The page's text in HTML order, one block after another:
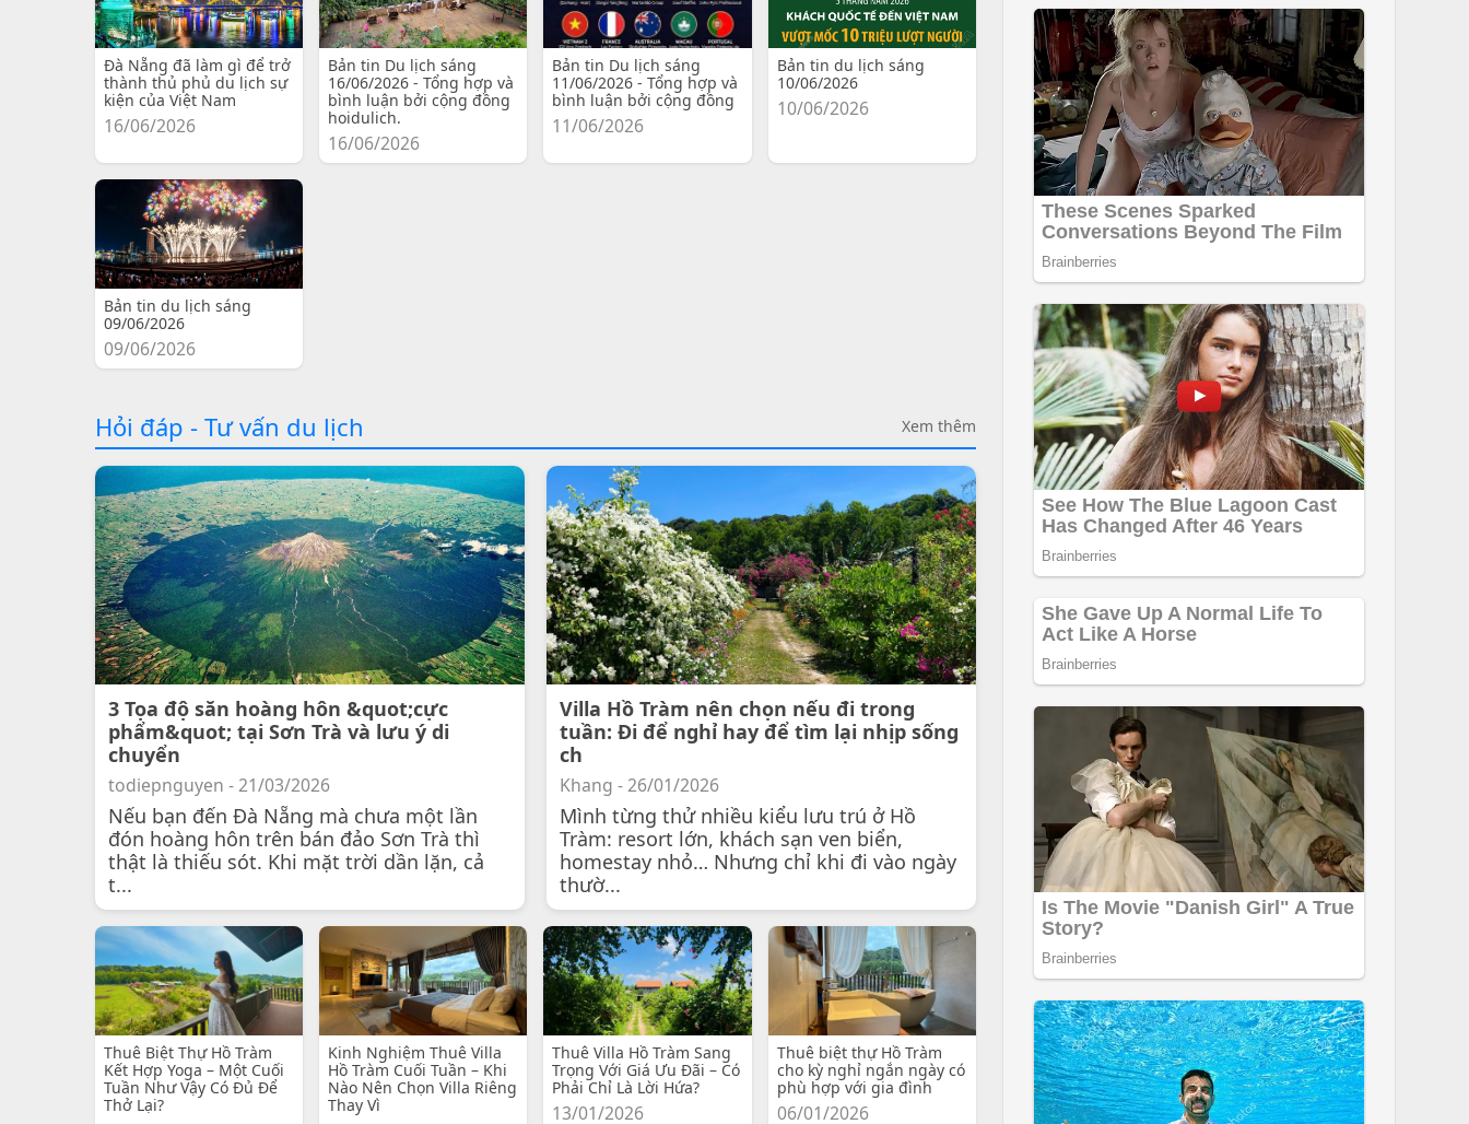
Đà Nẵng đã làm gì để trở
thành thủ phủ du lịch sự
kiện của Việt Nam
16/06/2026
Bản tin Du lịch sáng
16/06/2026 - Tổng hợp và
bình luận bởi cộng đồng
hoidulich.
16/06/2026
Bản tin Du lịch sáng
11/06/2026 - Tổng hợp và
bình luận bởi cộng đồng
11/06/2026
Bản tin du lịch sáng
10/06/2026
10/06/2026
Bản tin du lịch sáng
09/06/2026
09/06/2026
Hỏi đáp - Tư vấn du lịch Xem thêm
3 Tọa độ săn hoàng hôn &quot;cực
phẩm&quot; tại Sơn Trà và lưu ý di
chuyển
todiepnguyen - 21/03/2026
Nếu bạn đến Đà Nẵng mà chưa một lần
đón hoàng hôn trên bán đảo Sơn Trà thì
thật là thiếu sót. Khi mặt trời dần lặn, cả
t...
Villa Hồ Tràm nên chọn nếu đi trong
tuần: Đi để nghỉ hay để tìm lại nhịp sống
ch
Khang - 26/01/2026
Mình từng thử nhiều kiểu lưu trú ở Hồ
Tràm: resort lớn, khách sạn ven biển,
homestay nhỏ… Nhưng chỉ khi đi vào ngày
thườ...
Thuê Biệt Thự Hồ Tràm
Kết Hợp Yoga – Một Cuối
Tuần Như Vậy Có Đủ Để
Thở Lại?
Kinh Nghiệm Thuê Villa
Hồ Tràm Cuối Tuần – Khi
Nào Nên Chọn Villa Riêng
Thay Vì
Thuê Villa Hồ Tràm Sang
Trọng Với Giá Ưu Đãi – Có
Phải Chỉ Là Lời Hứa?
13/01/2026
Thuê biệt thự Hồ Tràm
cho kỳ nghỉ ngắn ngày có
phù hợp với gia đình
06/01/2026